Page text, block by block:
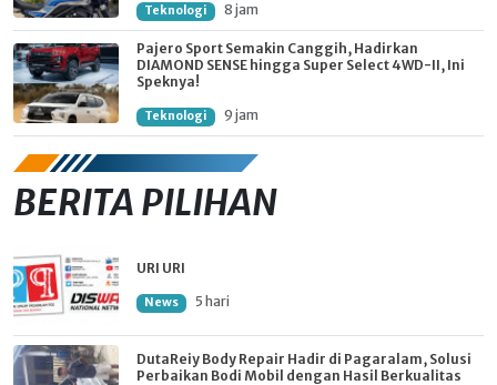
Teknologi 8 jam
Pajero Sport Semakin Canggih, Hadirkan
DIAMOND SENSE hingga Super Select 4WD-II, Ini
Speknya!
Teknologi 9 jam
BERITA PILIHAN
URI URI
News 5 hari
DutaReiy Body Repair Hadir di Pagaralam, Solusi
Perbaikan Bodi Mobil dengan Hasil Berkualitas